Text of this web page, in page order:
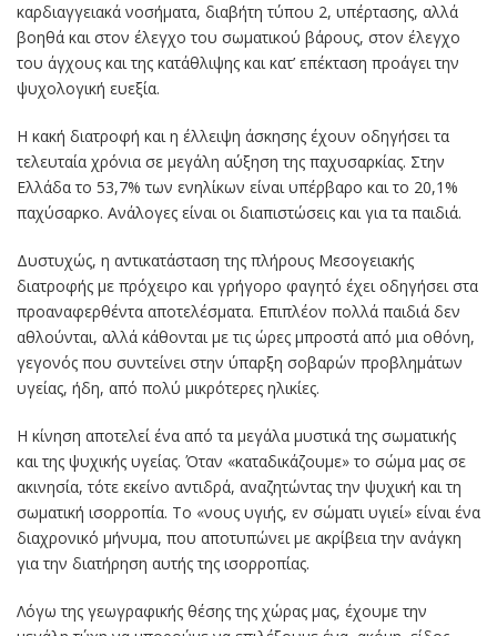
καρδιαγγειακά νοσήματα, διαβήτη τύπου 2, υπέρτασης, αλλά
βοηθά και στον έλεγχο του σωματικού βάρους, στον έλεγχο
του άγχους και της κατάθλιψης και κατ’ επέκταση προάγει την
ψυχολογική ευεξία.
Η κακή διατροφή και η έλλειψη άσκησης έχουν οδηγήσει τα
τελευταία χρόνια σε μεγάλη αύξηση της παχυσαρκίας. Στην
Ελλάδα το 53,7% των ενηλίκων είναι υπέρβαρο και το 20,1%
παχύσαρκο. Ανάλογες είναι οι διαπιστώσεις και για τα παιδιά.
Δυστυχώς, η αντικατάσταση της πλήρους Μεσογειακής
διατροφής με πρόχειρο και γρήγορο φαγητό έχει οδηγήσει στα
προαναφερθέντα αποτελέσματα. Επιπλέον πολλά παιδιά δεν
αθλούνται, αλλά κάθονται με τις ώρες μπροστά από μια οθόνη,
γεγονός που συντείνει στην ύπαρξη σοβαρών προβλημάτων
υγείας, ήδη, από πολύ μικρότερες ηλικίες.
Η κίνηση αποτελεί ένα από τα μεγάλα μυστικά της σωματικής
και της ψυχικής υγείας. Όταν «καταδικάζουμε» το σώμα μας σε
ακινησία, τότε εκείνο αντιδρά, αναζητώντας την ψυχική και τη
σωματική ισορροπία. Το «νους υγιής, εν σώματι υγιεί» είναι ένα
διαχρονικό μήνυμα, που αποτυπώνει με ακρίβεια την ανάγκη
για την διατήρηση αυτής της ισορροπίας.
Λόγω της γεωγραφικής θέσης της χώρας μας, έχουμε την